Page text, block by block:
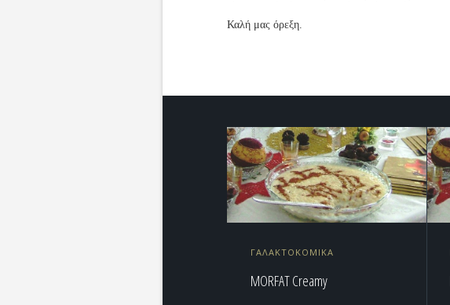
Καλή μας όρεξη.
ΓΑΛΑΚΤΟΚΟΜΙΚΑ
MORFAT Creamy